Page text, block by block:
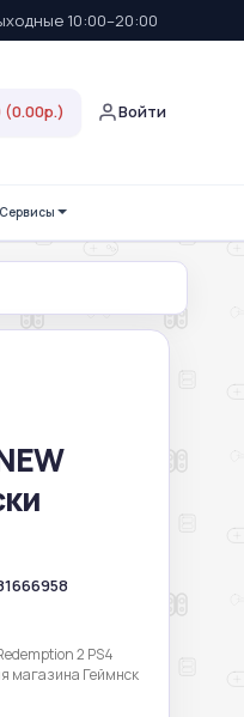
10:00–20:00
(0.00р.) Войти
Сервисы
2 PS4
магазина Геймнск